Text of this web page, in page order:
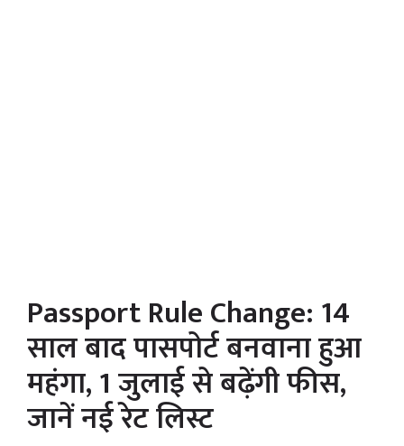
Passport Rule Change: 14
साल बाद पासपोर्ट बनवाना हुआ
महंगा, 1 जुलाई से बढ़ेंगी फीस,
जानें नई रेट लिस्ट